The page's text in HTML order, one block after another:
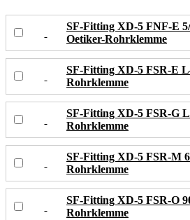
SF-Fitting XD-5 FNF-E
Oetiker-Rohrklemme
SF-Fitting XD-5 FSR-E
Rohrklemme
SF-Fitting XD-5 FSR-G
Rohrklemme
SF-Fitting XD-5 FSR-M
Rohrklemme
SF-Fitting XD-5 FSR-O
Rohrklemme